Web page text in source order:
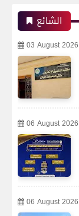
الشائع
03 August 2026
06 August 2026
06 August 2026